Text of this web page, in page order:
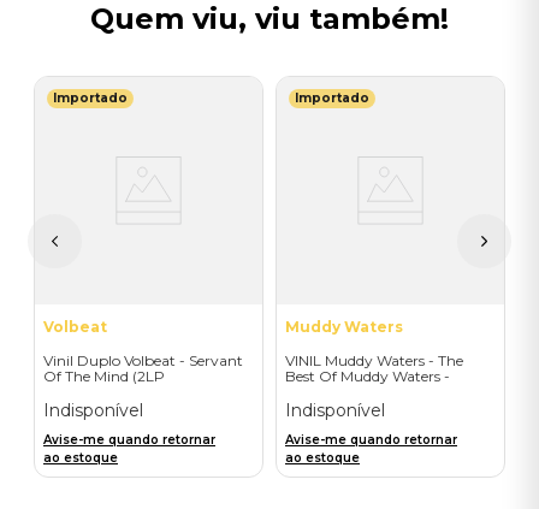
Quem viu, viu também!
Importado
Volbeat
Vinil Duplo Volbeat - Servant
Of The Mind (2LP
Importado
Indisponível
Avise-me quando retornar
ao estoque
Importado
Muddy Waters
VINIL Muddy Waters - The
Best Of Muddy Waters -
Indisponível
Avise-me quando retornar
ao estoque